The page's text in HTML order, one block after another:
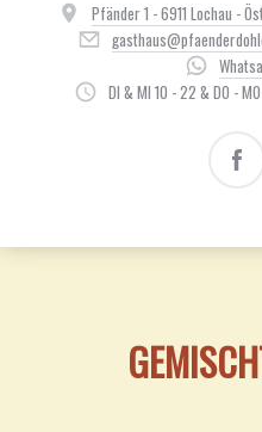
Pfänder 1 - 6911 Lochau -
DI & MI 10 - 22 & DO -